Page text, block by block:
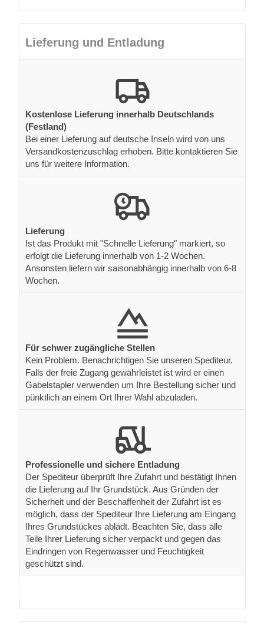
Lieferung und Entladung
Kostenlose Lieferung innerhalb Deutschlands
(Festland)
Bei einer Lieferung auf deutsche Inseln wird von uns
Versandkostenzuschlag erhoben. Bitte kontaktieren Sie
uns für weitere Information.
Lieferung
Ist das Produkt mit "Schnelle Lieferung" markiert, so
erfolgt die Lieferung innerhalb von 1-2 Wochen.
Ansonsten liefern wir saisonabhängig innerhalb von 6-8
Wochen.
Für schwer zugängliche Stellen
Kein Problem. Benachrichtigen Sie unseren Spediteur.
Falls der freie Zugang gewährleistet ist wird er einen
Gabelstapler verwenden um Ihre Bestellung sicher und
pünktlich an einem Ort Ihrer Wahl abzuladen.
Professionelle und sichere Entladung
Der Spediteur überprüft Ihre Zufahrt und bestätigt Ihnen
die Lieferung auf Ihr Grundstück. Aus Gründen der
Sicherheit und der Beschaffenheit der Zufahrt ist es
möglich, dass der Spediteur Ihre Lieferung am Eingang
Ihres Grundstückes ablädt. Beachten Sie, dass alle
Teile Ihrer Lieferung sicher verpackt und gegen das
Eindringen von Regenwasser und Feuchtigkeit
geschützt sind.